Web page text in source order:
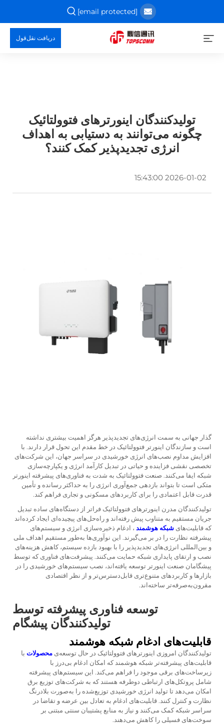
[email protected]
دریافت نقل‌قول
تولیدکنندگان اینورترهای فتوولتائیک
چگونه می‌توانند به دستیابی به اهداف
انرژی تجدیدپذیر کمک کنند؟
2026-01-02 15:43:00
گذار جهانی به سمت انرژی‌های تجدیدپذیر هرگز اهمیت بیشتری نداشته
است و سازندگان اینورتر فتوولتائیک در خط مقدم این تحول قرار دارند. با
افزایش مداوم نصب‌های انرژی خورشیدی در سراسر جهان، این شرکت‌های
تخصصی نقشی فزاینده و حیاتی در تبدیل کارآمد انرژی و یکپارچه‌سازی
شبکه ایفا می‌کنند. صنعت فتوولتائیک به شدت به فناوری‌های پیشرفته اینورتر
متکی است تا بتواند بازدهی جمع‌آوری انرژی را به حداکثر رسانده و تأمین
قدرت قابل اعتمادی را برای کاربردهای مسکونی و تجاری فراهم کند.
تولیدکنندگان مدرن اینورترهای فتوولتائیک فراتر از دستگاه‌های ساده تبدیل
جریان مستقیم به متناوب پیش رفته‌اند و راه‌حل‌های پیچیده‌ای ایجاد کرده‌اند
که قابلیت‌های شبکه هوشمند ، ادغام ذخیره‌سازی انرژی و سیستم‌های
پیشرفته نظارت را در بر می‌گیرند. این نوآوری‌ها به‌طور مستقیم اهداف ملی
و بین‌المللی انرژی‌های تجدیدپذیر را با بهبود بازده سیستم، کاهش هزینه‌های
نصب و ارتقای پایداری شبکه حمایت می‌کنند. پیشرفت‌های فناوری که توسط
پیشگامان صنعت اینورتر توسعه یافته‌اند، نصب سیستم‌های خورشیدی را در
بازارها و کاربردهای متنوع‌تری قابل‌دسترس‌تر و از نظر اقتصادی
مقرون‌به‌صرفه‌تر ساخته‌اند.
توسعه فناوری پیشرفته توسط
تولیدکنندگان پیشگام
قابلیت‌های ادغام شبکه هوشمند
تولیدکنندگان امروزی اینورترهای فتوولتائیک در حال توسعه‌ی محصولات با
قابلیت‌های پیشرفته‌تر شبکه هوشمند که امکان ادغام بی‌درز با
زیرساخت‌های برقی موجود را فراهم می‌کند. این سیستم‌های پیشرفته
شامل پروتکل‌های ارتباطی دوطرفه هستند که به شرکت‌های توزیع برق
امکان می‌دهد تا تولید انرژی خورشیدی توزیع‌شده را به‌صورت بلادرنگ
نظارت و کنترل کنند. قابلیت‌های ادغام به تعادل بین عرضه و تقاضا در
سراسر شبکه کمک می‌کنند و نیاز به منابع پشتیبان سنتی مبتنی بر
سوخت‌های فسیلی را کاهش می‌دهند.